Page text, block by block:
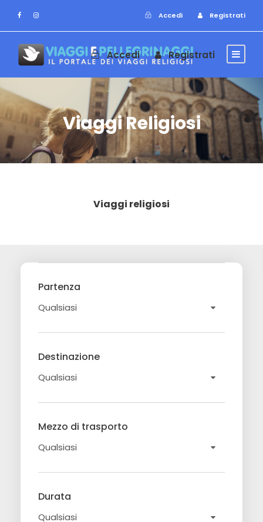
Accedi Registrati
Accedi Registrati
Viaggi Religiosi
Viaggi religiosi
Partenza
Destinazione
Mezzo di trasporto
Durata